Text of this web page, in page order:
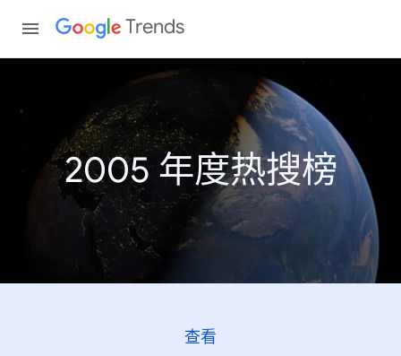
Trends
2005 年度热搜榜
查看